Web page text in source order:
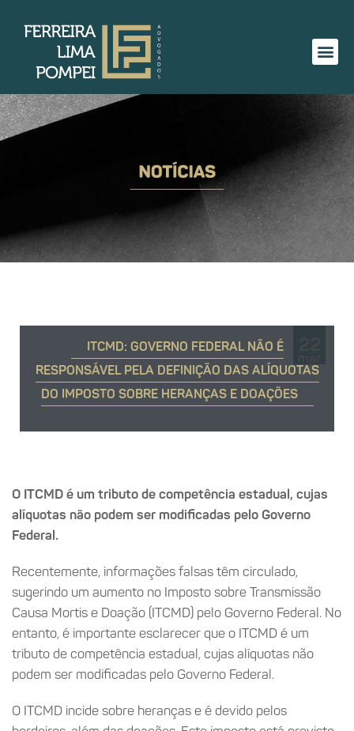
ITCMD: GOVERNO FEDERAL NÃO É
RESPONSÁVEL PELA DEFINIÇÃO DAS ALÍQUOTAS
DO IMPOSTO SOBRE HERANÇAS E DOAÇÕES
O ITCMD é um tributo de competência estadual, cujas
alíquotas não podem ser modificadas pelo Governo
Federal.
Recentemente, informações falsas têm circulado,
sugerindo um aumento no Imposto sobre Transmissão
Causa Mortis e Doação (ITCMD) pelo Governo Federal. No
entanto, é importante esclarecer que o ITCMD é um
tributo de competência estadual, cujas alíquotas não
podem ser modificadas pelo Governo Federal.
O ITCMD incide sobre heranças e é devido pelos